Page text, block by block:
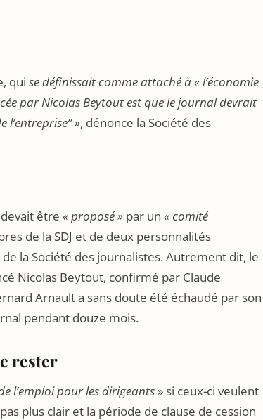
qui se définissait comme attaché à « l’économie
par Nicolas Beytout est que le journal devrait
l’entreprise” », dénonce la Société des
être « proposé » par un « comité
de la SDJ et de deux personnalités
la Société des journalistes. Autrement dit, le
Nicolas Beytout, confirmé par Claude
Arnault a sans doute été échaudé par son
pendant douze mois.
rester
l’emploi pour les dirigeants » si ceux-ci veulent
plus clair et la période de clause de cession